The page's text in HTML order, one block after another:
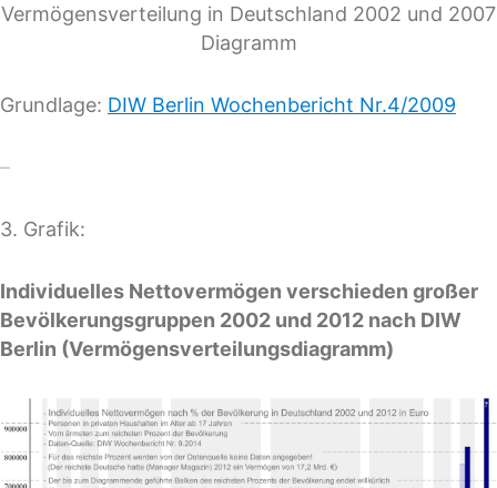
Vermögensverteilung in Deutschland 2002 und 2007
Diagramm
Grundlage: DIW Berlin Wochenbericht Nr.4/2009
–
3. Grafik:
Individuelles Nettovermögen verschieden großer
Bevölkerungsgruppen 2002 und 2012 nach DIW
Berlin (Vermögensverteilungsdiagramm)